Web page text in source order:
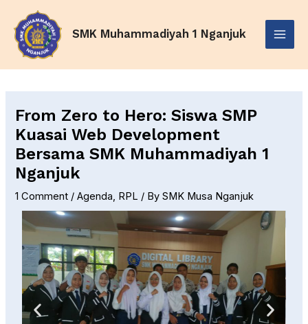
content
SMK Muhammadiyah 1 Nganjuk
Menu
From Zero to Hero: Siswa SMP
Kuasai Web Development
Bersama SMK Muhammadiyah 1
Nganjuk
1 Comment /Agenda, RPL / BySMK Musa Nganjuk
navigation